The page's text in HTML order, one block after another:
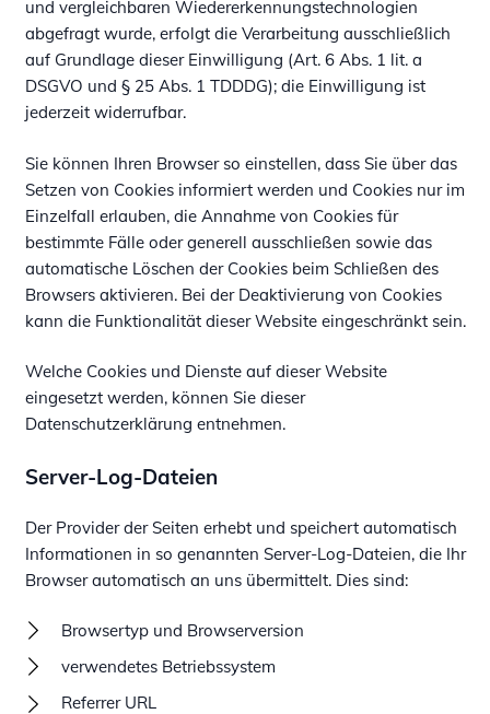
und vergleichbaren Wiedererkennungstechnologien
abgefragt wurde, erfolgt die Verarbeitung ausschließlich
auf Grundlage dieser Einwilligung (Art. 6 Abs. 1 lit. a
DSGVO und § 25 Abs. 1 TDDDG); die Einwilligung ist
jederzeit widerrufbar.
Sie können Ihren Browser so einstellen, dass Sie über das
Setzen von Cookies informiert werden und Cookies nur im
Einzelfall erlauben, die Annahme von Cookies für
bestimmte Fälle oder generell ausschließen sowie das
automatische Löschen der Cookies beim Schließen des
Browsers aktivieren. Bei der Deaktivierung von Cookies
kann die Funktionalität dieser Website eingeschränkt sein.
Welche Cookies und Dienste auf dieser Website
eingesetzt werden, können Sie dieser
Datenschutzerklärung entnehmen.
Server-Log-Dateien
Der Provider der Seiten erhebt und speichert automatisch
Informationen in so genannten Server-Log-Dateien, die Ihr
Browser automatisch an uns übermittelt. Dies sind:
Browsertyp und Browserversion
verwendetes Betriebssystem
Referrer URL